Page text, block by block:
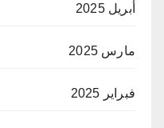
أبريل 2025
مارس 2025
فبراير 2025